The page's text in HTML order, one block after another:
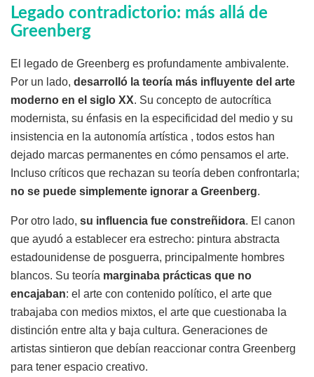
Legado contradictorio: más allá de
Greenberg
El legado de Greenberg es profundamente ambivalente.
Por un lado, desarrolló la teoría más influyente del arte
moderno en el siglo XX. Su concepto de autocrítica
modernista, su énfasis en la especificidad del medio y su
insistencia en la autonomía artística , todos estos han
dejado marcas permanentes en cómo pensamos el arte.
Incluso críticos que rechazan su teoría deben confrontarla;
no se puede simplemente ignorar a Greenberg.
Por otro lado, su influencia fue constreñidora. El canon
que ayudó a establecer era estrecho: pintura abstracta
estadounidense de posguerra, principalmente hombres
blancos. Su teoría marginaba prácticas que no
encajaban: el arte con contenido político, el arte que
trabajaba con medios mixtos, el arte que cuestionaba la
distinción entre alta y baja cultura. Generaciones de
artistas sintieron que debían reaccionar contra Greenberg
para tener espacio creativo.